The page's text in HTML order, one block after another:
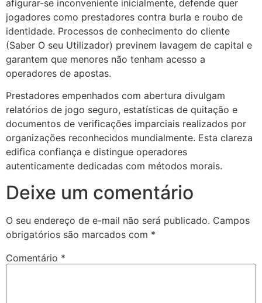
afigurar-se inconveniente inicialmente, defende quer
jogadores como prestadores contra burla e roubo de
identidade. Processos de conhecimento do cliente
(Saber O seu Utilizador) previnem lavagem de capital e
garantem que menores não tenham acesso a
operadores de apostas.
Prestadores empenhados com abertura divulgam
relatórios de jogo seguro, estatísticas de quitação e
documentos de verificações imparciais realizados por
organizações reconhecidos mundialmente. Esta clareza
edifica confiança e distingue operadores
autenticamente dedicadas com métodos morais.
Deixe um comentário
O seu endereço de e-mail não será publicado. Campos
obrigatórios são marcados com *
Comentário *